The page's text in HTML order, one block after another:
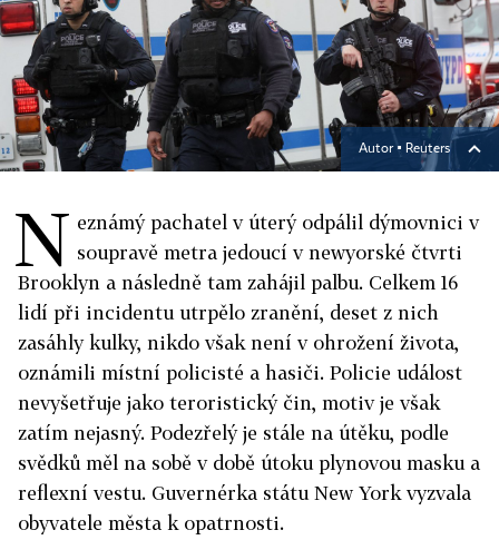
Autor ▪ Reuters
N eznámý pachatel v úterý odpálil dýmovnici v
soupravě metra jedoucí v newyorské čtvrti
Brooklyn a následně tam zahájil palbu. Celkem 16
lidí při incidentu utrpělo zranění, deset z nich
zasáhly kulky, nikdo však není v ohrožení života,
oznámili místní policisté a hasiči. Policie událost
nevyšetřuje jako teroristický čin, motiv je však
zatím nejasný. Podezřelý je stále na útěku, podle
svědků měl na sobě v době útoku plynovou masku a
reflexní vestu. Guvernérka státu New York vyzvala
obyvatele města k opatrnosti.